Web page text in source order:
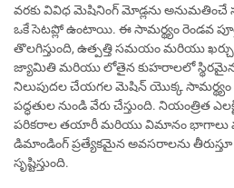
వరకు వివిధ మెషినింగ్ మోడ్లను అనుమతించే
ఒకే సెటప్లో ఉంటాయి. ఈ సామర్థ్యం రెండవ
తొలగిస్తుంది, ఉత్పత్తి సమయం మరియు
జ్యామితి మరియు లోతైన కుహరాలలో
నిలుపుదల చేయగల మెషిన్ యొక్క
పద్ధతుల నుండి వేరు చేస్తుంది. నియంత్రిత
పరికరాల తయారీ మరియు విమానం భాగాలు
డిమాండింగ్ ప్రత్యేకమైన అవసరాలను
సృష్టిస్తుంది.